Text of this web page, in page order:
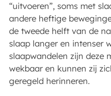
“uitvoeren”, soms met
andere heftige
de tweede helft van de
slaap langer en intenser
slaapwandelen zijn deze
wekbaar en kunnen zij
geregeld herinneren.